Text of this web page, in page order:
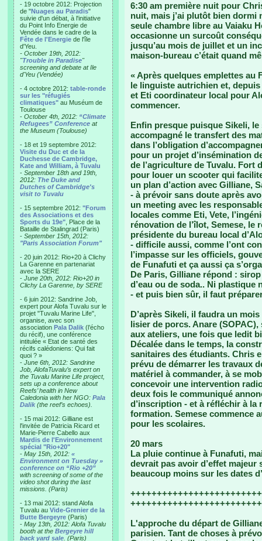
- 19 octobre 2012: Projection
de "Nuages au Paradis"
suivie d'un débat, à l'initiative
du Point Info Energie de
Vendée dans le cadre de la
Fête de l'Energie de l'île
d'Yeu.
- October 19th, 2012:
"Trouble in Paradise"
screening and debate at Ile
d'Yeu (Vendée)
- 4 octobre 2012: table-ronde
sur les "réfugiés
climatiques" au Muséum de
Toulouse
- October 4th, 2012: “Climate
Refugees” Conference at
the Museum (Toulouse)
- 18 et 19 septembre 2012:
Visite du Duc et de la
Duchesse de Cambridge,
Kate and William, à Tuvalu
- September 18th and 19th,
2012: The Duke and
Dutches of Cambridge's
visit to Tuvalu
- 15 septembre 2012: "Forum
des Associations et des
Sports du 19e" , Place de la
Bataille de Stalingrad (Paris)
- September 15th, 2012:
"Paris Association Forum"
- 20 juin 2012: Rio+20 à Clichy
La Garenne en partenariat
avec la SERE
- June 20th, 2012: Rio+20 in
Clichy La Garenne, by SERE
- 6 juin 2012: Sandrine Job,
expert pour Alofa Tuvalu sur le
projet "Tuvalu Marine Life",
organise, avec son
association Pala Dalik (l’écho
du récif), une conférence
intitulée « Etat de santé des
récifs calédoniens: Qui fait
quoi ? »
- June 6th, 2012: Sandrine
Job, AlofaTuvalu’s expert on
the Tuvalu Marine Life project,
sets up a conference about
Reefs’ health in New
Caledonia with her NGO: Pala
Dalik (the reef’s echoes).
- 15 mai 2012: Gilliane est
l'invitée de Patricia Ricard et
Marie-Pierre Cabello aux
Mardis de l'Environnement
spécial "Rio+20"
- May 15th, 2012: «
Environment on Tuesday »
conference on “Rio +20”
with screening of some of the
video shot during the last
missions. (Paris)
- 13 mai 2012: stand Alofa
Tuvalu au Vide-Grenier de la
Butte Bergeyre (Paris)
- May 13th, 2012: Alofa Tuvalu
booth at the Bergeyre hill
back yard sale . (Paris)
6:30 am première nuit pour
nuit, mais j’ai plutôt bien dormi
seule chambre libre au Vaiaku
occasionne un surcoût
jusqu’au mois de juillet et un
maison-bureau c’était quand
« Après quelques emplettes au
le linguiste autrichien et, depuis
et Eti coordinateur local pour
commencer.
Enfin presque puisque Sikeli,
accompagné le transfert des
dans l’obligation
pour un projet d’insémination
de l’agriculture de Tuvalu. Fort
pour louer un scooter qui
un plan d’action avec Gilliane,
- à prévoir sans doute après
un meeting avec les
locales comme Eti, Vete,
rénovation de l’îlot, Semese, le
présidente du bureau local
- difficile aussi, comme l’ont
l’impasse sur les officiels,
de Funafuti et ça aussi ça
De Paris, Gilliane répond :
d’eau ou de soda.. Ni
- et puis bien sûr, il faut
D’après Sikeli, il faudra un
lisier de porcs. Anare
aux ateliers, une fois que ledit
Décalée dans le temps, la
sanitaires des étudiants. Chris
prévu de démarrer les travaux
matériel à commander, à se
concevoir une intervention
deux fois le communiqué
d’inscription - et à réfléchir à
formation. Semese commence
pour les scolaires.
20 mars
La pluie continue à Funafuti,
devrait pas avoir d’effet
beaucoup moins sur les dates
L'approche du départ de
parisien. Tant de choses à